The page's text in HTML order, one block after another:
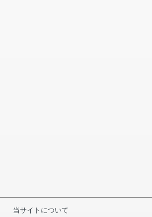
当サイトについて